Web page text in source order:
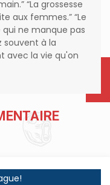
“La grossesse
aux femmes.” “Le
ne manque pas
souvent à la
avec la vie qu'on